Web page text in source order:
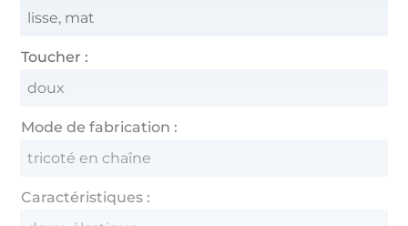
lisse, mat
Toucher :
doux
Mode de fabrication :
tricoté en chaîne
Caractéristiques :